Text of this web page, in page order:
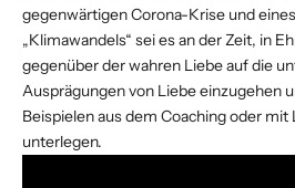
gegenwärtigen Corona-Krise und
„Klimawandels“ sei es an der Zeit, in
gegenüber der wahren Liebe auf die
Ausprägungen von Liebe einzugehen
Beispielen aus dem Coaching oder
unterlegen.